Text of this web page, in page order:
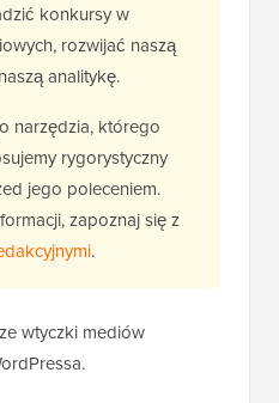
konkursy w
rozwijać naszą
analitykę.
narzędzia, którego
rygorystyczny
jego poleceniem.
zapoznaj się z
.
wtyczki mediów